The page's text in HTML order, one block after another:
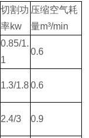
切割功
率kw
压缩空气耗
量m³/min
0.85/1.
1
0.6
1.3/1.80.6
2.4/3 0.9